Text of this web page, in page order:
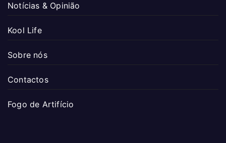
Notícias & Opinião
Kool Life
Sobre nós
Contactos
Fogo de Artifício